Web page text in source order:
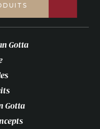
Gotta
Gotta